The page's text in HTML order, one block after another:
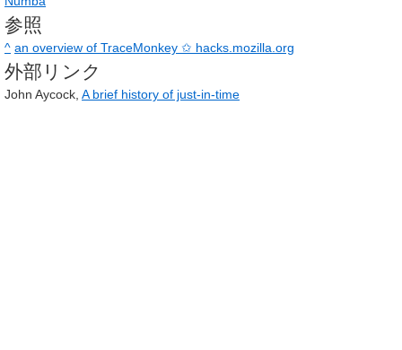
参照
^ an overview of TraceMonkey ✩ hacks.mozilla.org
外部リンク
John Aycock, A brief history of just-in-time